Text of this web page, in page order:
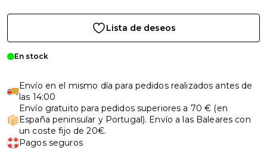
Lista de deseos
En stock
Envío en el mismo día para pedidos realizados antes de
las 14:00
Envío gratuito para pedidos superiores a 70 € (en
España peninsular y Portugal). Envío a las Baleares con
un coste fijo de 20€.
Pagos seguros